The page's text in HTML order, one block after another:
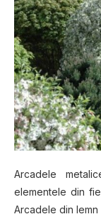
Arcadele
elementele din
Arcadele din